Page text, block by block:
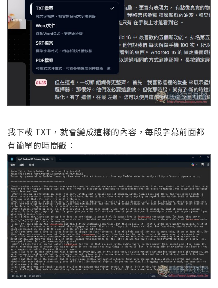
我下載 TXT，就會變成這樣的內容，每段字幕前面都
有簡單的時間戳：